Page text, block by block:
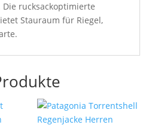
rucksackoptimierte
Stauraum für Riegel,